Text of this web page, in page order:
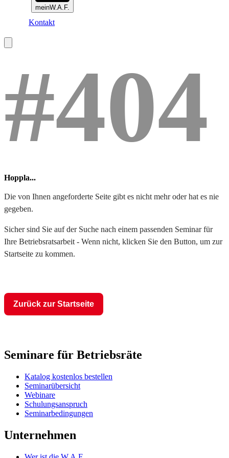
meinW.A.F.
Kontakt
#404
Hoppla...
Die von Ihnen angeforderte Seite gibt es nicht mehr oder hat es nie
gegeben.
Sicher sind Sie auf der Suche nach einem passenden Seminar für
Ihre Betriebsratsarbeit - Wenn nicht, klicken Sie den Button, um zur
Startseite zu kommen.
Zurück zur Startseite
Seminare für Betriebsräte
Katalog kostenlos bestellen
Seminarübersicht
Webinare
Schulungsanspruch
Seminarbedingungen
Unternehmen